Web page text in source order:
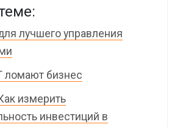
лучшего управления
ломают бизнес
измерить
инвестиций в